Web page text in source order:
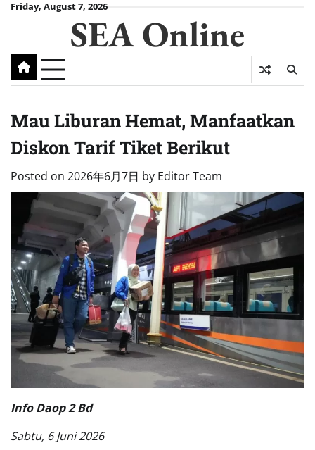
SkipFriday, August 7, 2026
SEA Online
Mau Liburan Hemat, Manfaatkan
Diskon Tarif Tiket Berikut
Posted on 2026年6月7日 by Editor Team
Info Daop 2 Bd
Sabtu, 6 Juni 2026